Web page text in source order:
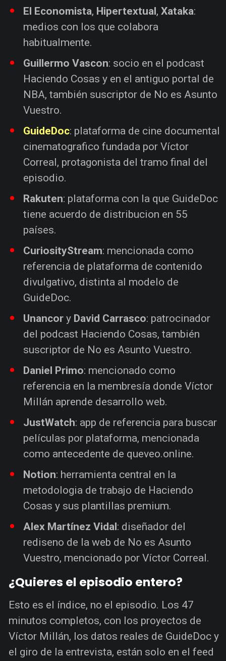
El Economista, Hipertextual , Xataka:
medios con los que colabora
habitualmente.
Guillermo Vascon: socio en el podcast
Haciendo Cosas y en el antiguo portal de
NBA, también suscriptor de No es Asunto
Vuestro.
GuideDoc: plataforma de cine documental
cinematografico fundada por Víctor
Correal, protagonista del tramo final del
episodio.
Rakuten: plataforma con la que GuideDoc
tiene acuerdo de distribucion en 55
países.
CuriosityStream: mencionada como
referencia de plataforma de contenido
divulgativo, distinta al modelo de
GuideDoc.
Unancor y David Carrasco: patrocinador
del podcast Haciendo Cosas, también
suscriptor de No es Asunto Vuestro.
Daniel Primo: mencionado como
referencia en la membresía donde Víctor
Millán aprende desarrollo web.
JustWatch: app de referencia para buscar
películas por plataforma, mencionada
como antecedente de queveo.online.
Notion: herramienta central en la
metodologia de trabajo de Haciendo
Cosas y sus plantillas premium.
Alex Martínez Vidal : diseñador del
rediseno de la web de No es Asunto
Vuestro, mencionado por Víctor Correal.
¿Quieres el episodio entero?
Esto es el índice, no el episodio. Los 47
minutos completos, con los proyectos de
Víctor Millán, los datos reales de GuideDoc y
el giro de la entrevista, están solo en el feed